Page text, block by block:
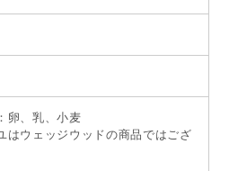
卵、乳、小麦
はウェッジウッドの商品ではござ